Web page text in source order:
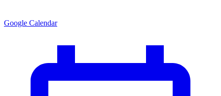
Google Calendar